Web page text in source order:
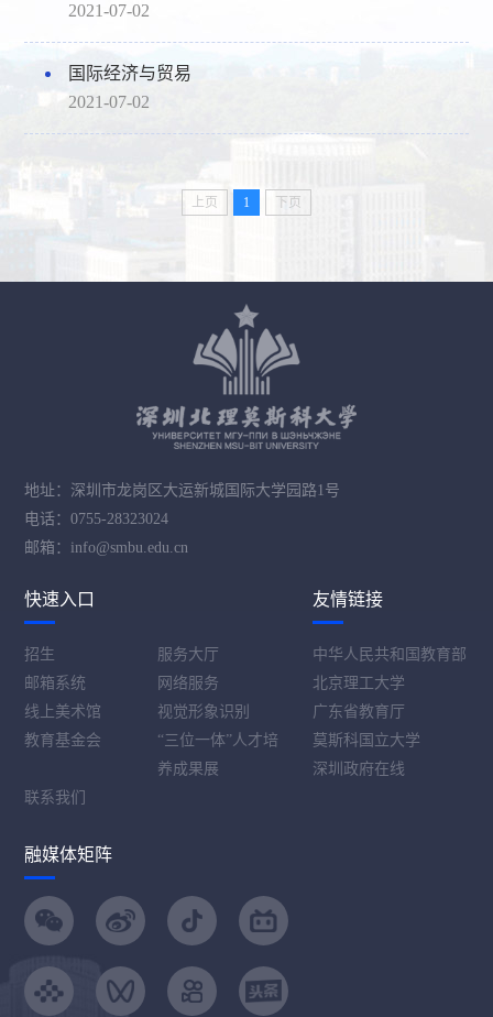
2021-07-02
国际经济与贸易
2021-07-02
上页 1 下页
地址：深圳市龙岗区大运新城国际大学园路1号
电话：0755-28323024
邮箱：info@smbu.edu.cn
快速入口
招生
服务大厅
邮箱系统
网络服务
线上美术馆
视觉形象识别
教育基金会
“三位一体”人才培
养成果展
联系我们
友情链接
中华人民共和国教育部
北京理工大学
广东省教育厅
莫斯科国立大学
深圳政府在线
融媒体矩阵